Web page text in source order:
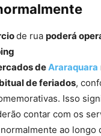
de rua poderá
deAraraquara
de feriados,
Isso
contar com os
ao longo